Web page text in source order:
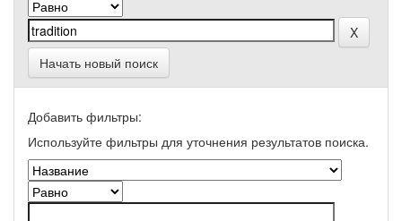
Начать новый поиск
Добавить фильтры:
Используйте фильтры для уточнения результатов поиска.